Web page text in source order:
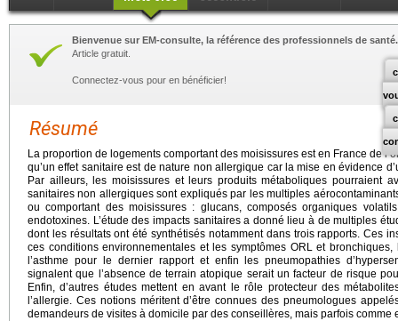
Bienvenue sur EM-consulte, la référence des professionnels de santé.
Article gratuit.
Connectez-vous pour en bénéficier!
Résumé
La proportion de logements comportant des moisissures est en France de
qu’un effet sanitaire est de nature non allergique car la mise en évidence
Par ailleurs, les moisissures et leurs produits métaboliques pourraient
sanitaires non allergiques sont expliqués par les multiples
ou comportant des moisissures : glucans, composés organiques
endotoxines. L’étude des impacts sanitaires a donné lieu à de multiples
dont les résultats ont été synthétisés notamment dans trois rapports. Ces
ces conditions environnementales et les symptômes ORL et bronchiques,
l’asthme pour le dernier rapport et enfin les pneumopathies
signalent que l’absence de terrain atopique serait un facteur de risque
Enfin, d’autres études mettent en avant le rôle protecteur des
l’allergie. Ces notions méritent d’être connues des pneumologues
demandeurs de visites à domicile par des conseillères, mais parfois